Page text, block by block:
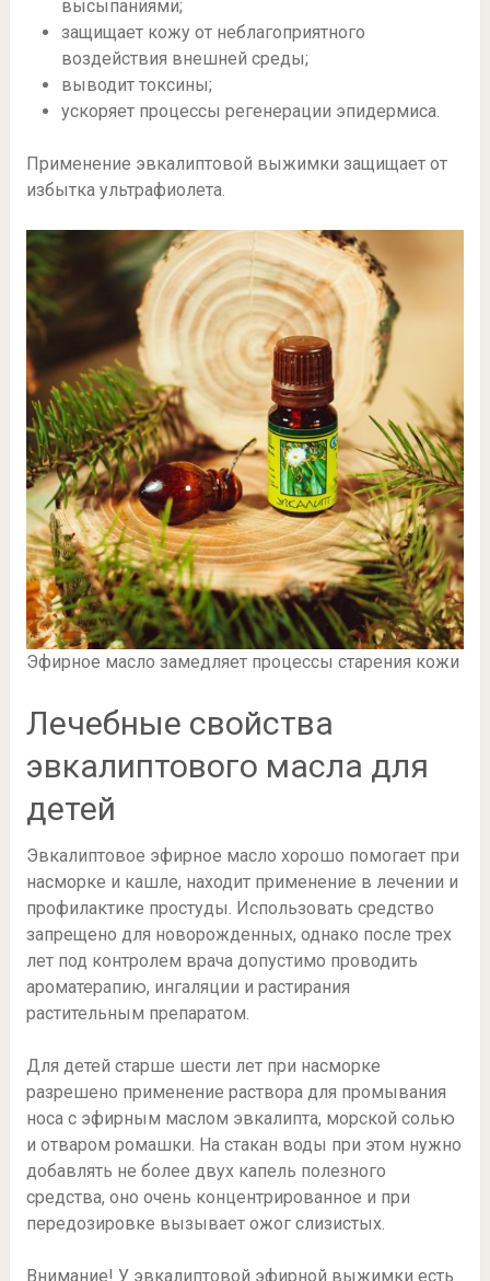
высыпаниями;
защищает кожу от неблагоприятного
воздействия внешней среды;
выводит токсины;
ускоряет процессы регенерации эпидермиса.
Применение эвкалиптовой выжимки защищает от
избытка ультрафиолета.
Эфирное масло замедляет процессы старения кожи
Лечебные свойства
эвкалиптового масла для
детей
Эвкалиптовое эфирное масло хорошо помогает при
насморке и кашле, находит применение в лечении и
профилактике простуды. Использовать средство
запрещено для новорожденных, однако после трех
лет под контролем врача допустимо проводить
ароматерапию, ингаляции и растирания
растительным препаратом.
Для детей старше шести лет при насморке
разрешено применение раствора для промывания
носа с эфирным маслом эвкалипта, морской солью
и отваром ромашки. На стакан воды при этом нужно
добавлять не более двух капель полезного
средства, оно очень концентрированное и при
передозировке вызывает ожог слизистых.
Внимание! У эвкалиптовой эфирной выжимки есть